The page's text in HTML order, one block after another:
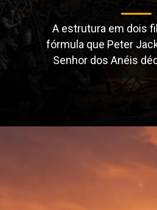
A estrutura em dois
fórmula que Peter
Senhor dos Anéis